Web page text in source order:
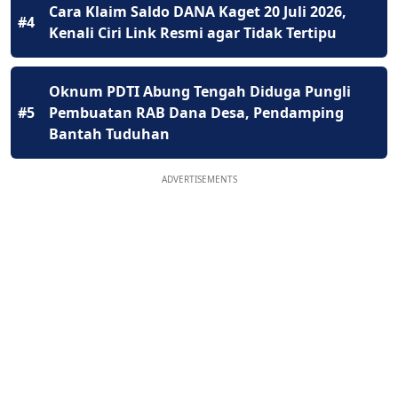
#4
Cara Klaim Saldo DANA Kaget 20 Juli 2026,
Kenali Ciri Link Resmi agar Tidak Tertipu
#5
Oknum PDTI Abung Tengah Diduga Pungli
Pembuatan RAB Dana Desa, Pendamping
Bantah Tuduhan
ADVERTISEMENTS